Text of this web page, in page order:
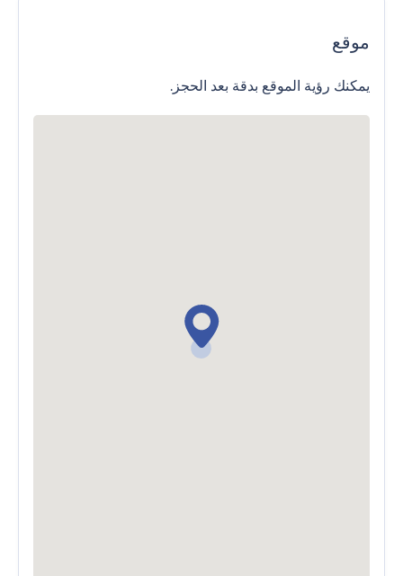
موقع
يمكنك رؤية الموقع بدقة بعد الحجز.